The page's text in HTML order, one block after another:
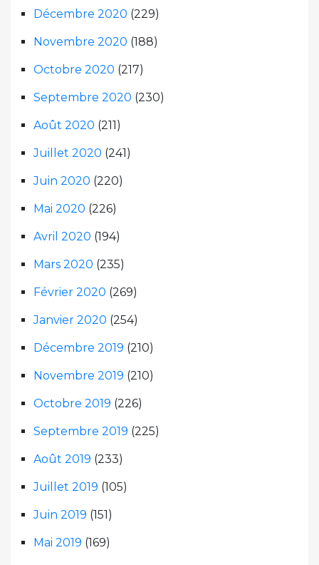
Décembre 2020 (229)
Novembre 2020 (188)
Octobre 2020 (217)
Septembre 2020 (230)
Août 2020 (211)
Juillet 2020 (241)
Juin 2020 (220)
Mai 2020 (226)
Avril 2020 (194)
Mars 2020 (235)
Février 2020 (269)
Janvier 2020 (254)
Décembre 2019 (210)
Novembre 2019 (210)
Octobre 2019 (226)
Septembre 2019 (225)
Août 2019 (233)
Juillet 2019 (105)
Juin 2019 (151)
Mai 2019 (169)